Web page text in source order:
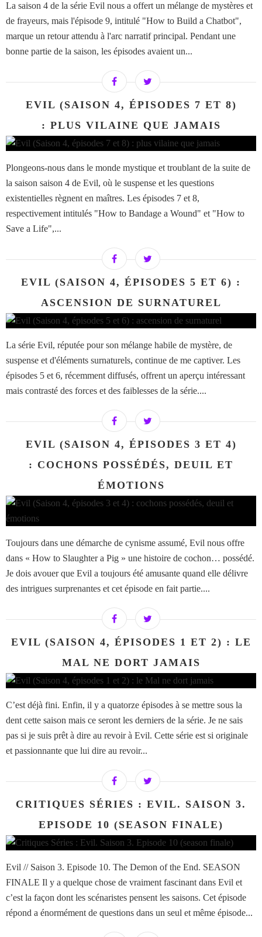
La saison 4 de la série Evil nous a offert un mélange de mystères et
de frayeurs, mais l'épisode 9, intitulé "How to Build a Chatbot",
marque un retour attendu à l'arc narratif principal. Pendant une
bonne partie de la saison, les épisodes avaient un...
EVIL (SAISON 4, ÉPISODES 7 ET 8)
: PLUS VILAINE QUE JAMAIS
Plongeons-nous dans le monde mystique et troublant de la suite de
la saison saison 4 de Evil, où le suspense et les questions
existentielles règnent en maîtres. Les épisodes 7 et 8,
respectivement intitulés "How to Bandage a Wound" et "How to
Save a Life",...
EVIL (SAISON 4, ÉPISODES 5 ET 6) :
ASCENSION DE SURNATUREL
La série Evil, réputée pour son mélange habile de mystère, de
suspense et d'éléments surnaturels, continue de me captiver. Les
épisodes 5 et 6, récemment diffusés, offrent un aperçu intéressant
mais contrasté des forces et des faiblesses de la série....
EVIL (SAISON 4, ÉPISODES 3 ET 4)
: COCHONS POSSÉDÉS, DEUIL ET
ÉMOTIONS
Toujours dans une démarche de cynisme assumé, Evil nous offre
dans « How to Slaughter a Pig » une histoire de cochon… possédé.
Je dois avouer que Evil a toujours été amusante quand elle délivre
des intrigues surprenantes et cet épisode en fait partie....
EVIL (SAISON 4, ÉPISODES 1 ET 2) : LE
MAL NE DORT JAMAIS
C’est déjà fini. Enfin, il y a quatorze épisodes à se mettre sous la
dent cette saison mais ce seront les derniers de la série. Je ne sais
pas si je suis prêt à dire au revoir à Evil. Cette série est si originale
et passionnante que lui dire au revoir...
CRITIQUES SÉRIES : EVIL. SAISON 3.
EPISODE 10 (SEASON FINALE)
Evil // Saison 3. Episode 10. The Demon of the End. SEASON
FINALE Il y a quelque chose de vraiment fascinant dans Evil et
c’est la façon dont les scénaristes pensent les saisons. Cet épisode
répond a énormément de questions dans un seul et même épisode...